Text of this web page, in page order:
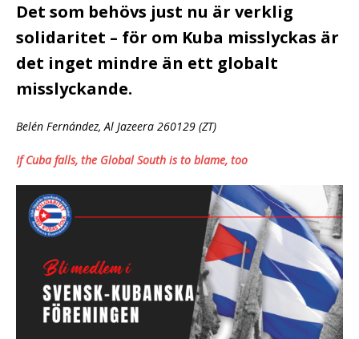
Det som behövs just nu är verklig
solidaritet – för om Kuba misslyckas är
det inget mindre än ett globalt
misslyckande.
Belén Fernández, Al Jazeera 260129 (ZT)
If Cuba falls, the Global South is to blame, too